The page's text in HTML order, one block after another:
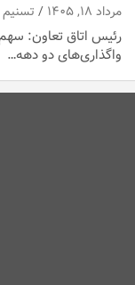
مرداد ۱۸, ۱۴۰۵ تسنیم
واگذاری‌های دو دهه…